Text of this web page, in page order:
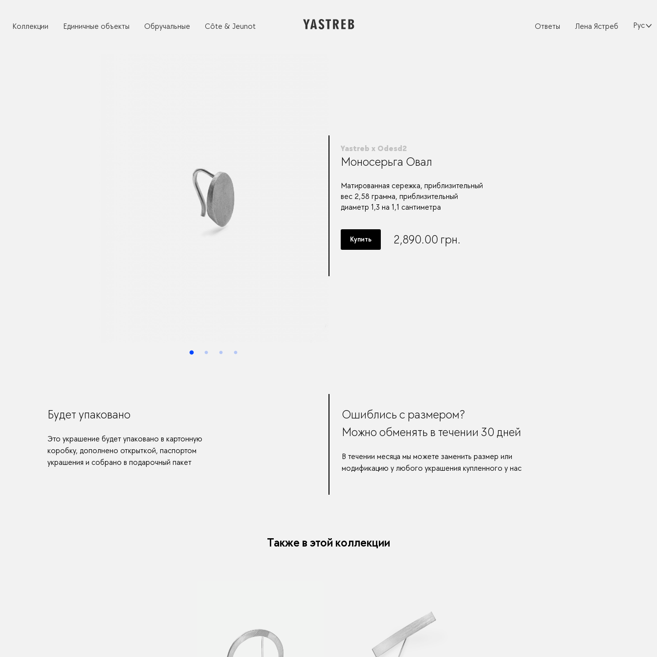
Коллекции Единичные объекты Обручальные Côte & Jeunot Ответы Лена Ястреб
Yastreb x Odesd2
Моносерьга Овал
Матированная сережка, приблизительный
вес 2,58 грамма, приблизительный
диаметр 1,3 на 1,1 сантиметра
Купить 2,890.00 грн.
Будет упаковано
Это украшение будет упаковано в картонную
коробку, дополнено открыткой, паспортом
украшения и собрано в подарочный пакет
Ошиблись с размером?
Можно обменять в течении 30 дней
В течении месяца мы можете заменить размер или
модификацию у любого украшения купленного у нас
Также в этой коллекции